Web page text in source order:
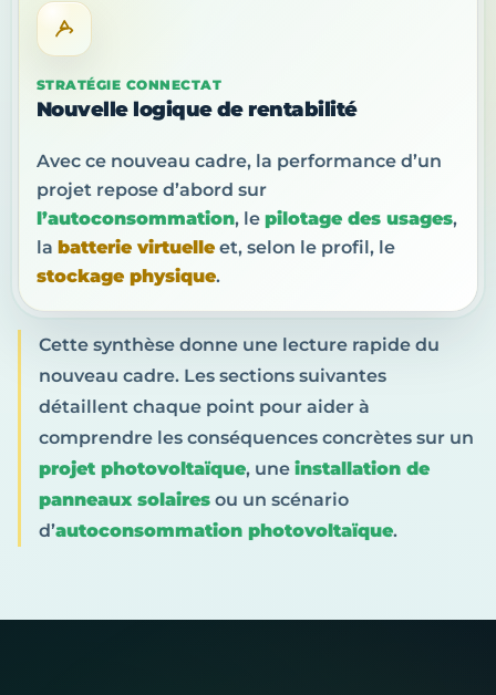
STRATÉGIE CONNECTAT
Nouvelle logique de rentabilité
Avec ce nouveau cadre, la performance d’un
projet repose d’abord sur
l’autoconsommation, le pilotage des usages,
la batterie virtuelle et, selon le profil, le
stockage physique.
Cette synthèse donne une lecture rapide du
nouveau cadre. Les sections suivantes
détaillent chaque point pour aider à
comprendre les conséquences concrètes sur un
projet photovoltaïque, une installation de
panneaux solaires ou un scénario
d’autoconsommation photovoltaïque.